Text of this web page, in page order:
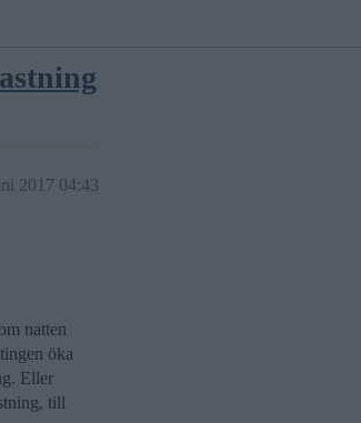
2017 04:43
natten
öka
Eller
till